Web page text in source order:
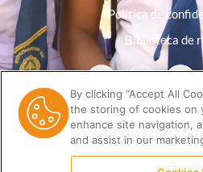
Politica de
Biblioteca de
By clicking “Accept All
the storing of cookies on
enhance site navigation,
and assist in our